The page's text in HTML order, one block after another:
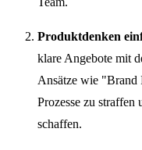
Produktdenken
klare Angebote mit
Ansätze wie "Brand
Prozesse zu straffen
schaffen.